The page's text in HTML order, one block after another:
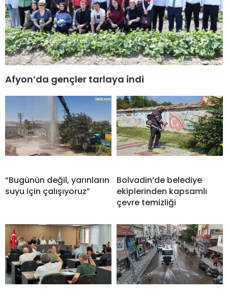
Afyon’da gençler tarlaya indi
“Bugünün değil, yarınların
suyu için çalışıyoruz”
Bolvadin’de belediye
ekiplerinden kapsamlı
çevre temizliği